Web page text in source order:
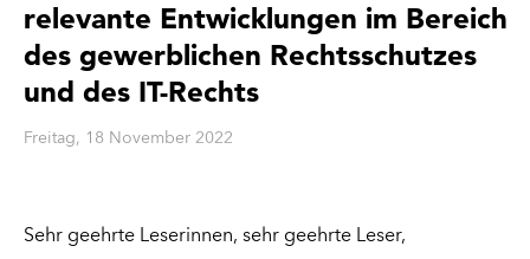
relevante Entwicklungen im Bereich
des gewerblichen Rechtsschutzes
und des IT-Rechts
Freitag, 18 November 2022
Sehr geehrte Leserinnen, sehr geehrte Leser,